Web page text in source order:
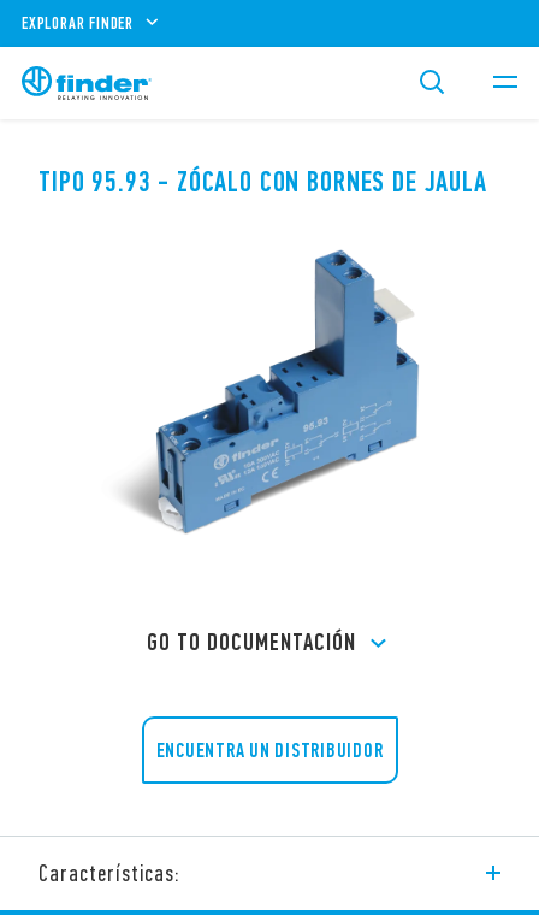
EXPLORAR FINDER
TIPO 95.93 - ZÓCALO CON BORNES DE JAULA
GO TO DOCUMENTACIÓN
ENCUENTRA UN DISTRIBUIDOR
Características: